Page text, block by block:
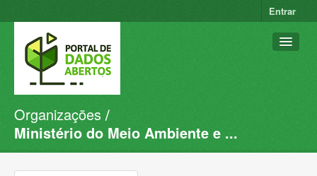
Entrar
Conjuntos de dados
Organizações
Organizações
Ministério do Meio Ambiente e ...